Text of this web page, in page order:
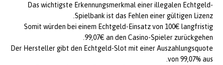
Das wichtigste Erkennungsmerkmal einer illegalen Echtgeld-
Spielbank ist das Fehlen einer gültigen Lizenz.
Somit würden bei einem Echtgeld-Einsatz von 100€ langfristig
99,07€ an den Casino-Spieler zurückgehen.
Der Hersteller gibt den Echtgeld-Slot mit einer Auszahlungsquote
von 99,07% aus.